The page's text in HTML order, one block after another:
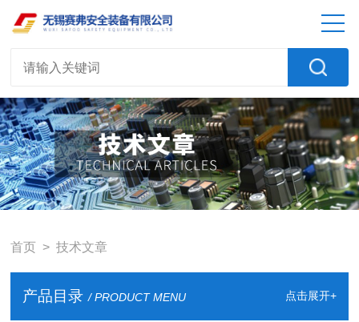
首页 > 技术文章
产品目录 / PRODUCT MENU 点击展开+